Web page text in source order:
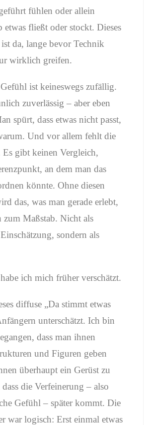
fühlen oder allein
etwas fließt oder stockt. Dieses
da, lange bevor Technik
wirklich greifen.
ist keineswegs zufällig.
zuverlässig – aber eben
spürt, dass etwas nicht passt,
Und vor allem fehlt die
Es gibt keinen Vergleich,
an dem man das
könnte. Ohne diesen
das, was man gerade erlebt,
zum Maßstab. Nicht als
sondern als
ich mich früher verschätzt.
diffuse „Da stimmt etwas
unterschätzt. Ich bin
dass man ihnen
und Figuren geben
überhaupt ein Gerüst zu
die Verfeinerung – also
Gefühl – später kommt. Die
war logisch: Erst einmal etwas